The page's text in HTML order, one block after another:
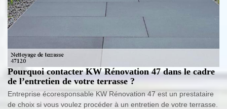
Pourquoi contacter KW Rénovation 47 dans le cadre
de l’entretien de votre terrasse ?
Entreprise écoresponsable KW Rénovation 47 est un prestataire
de choix si vous voulez procéder à un entretien de votre terrasse.